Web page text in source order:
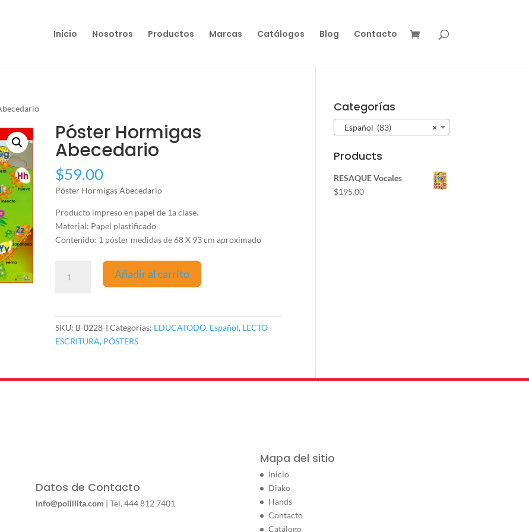
Inicio Nosotros Productos Marcas Catálogos Blog Contacto
Póster Hormigas
Abecedario
$59.00
Póster Hormigas Abecedario
Producto impreso en papel de 1a clase.
Material: Papel plastificado
Contenido: 1 póster medidas de 68 X 93 cm aproximado
Hormigas
Añadir al carrito
SKU: B-0228-I Categorías: EDUCATODO, Español, LECTO -
ESCRITURA, PÓSTERS
Categorías
×
Español (83)
Products
RESAQUE Vocales
$195.00
Datos de Contacto
info@polillita.com | Tel. 444 812 7401
Mapa del sitio
Inicio
Diako
Hands
Contacto
Catálogo